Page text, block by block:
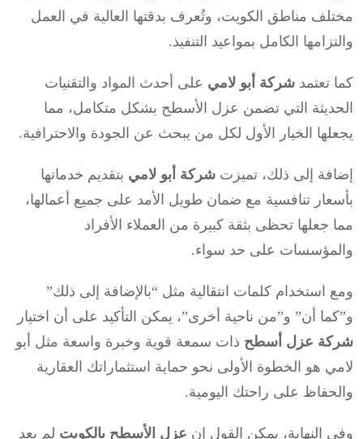
مختلف مناطق الكويت، وتُعرف بدقتها العالية في العمل
والتزامها الكامل بمواعيد التنفيذ.
كما تعتمد شركة أبو لامي على أحدث المواد والتقنيات
الحديثة التي تضمن عزل الأسطح بشكل متكامل، مما
يجعلها الخيار الأول لكل من يبحث عن الجودة والاحترافية.
إضافة إلى ذلك، تميزت شركة أبو لامي بتقديم خدماتها
بأسعار تنافسية مع ضمان طويل الأمد على جميع أعمالها،
مما جعلها تحظى بثقة كبيرة من العملاء الأفراد
والمؤسسات على حد سواء.
ومع استخدام كلمات انتقالية مثل “بالإضافة إلى ذلك”
و”كما أن” و”من ناحية أخرى”، يمكن التأكيد على أن اختيار
شركة عزل أسطح ذات سمعة قوية وخبرة واسعة مثل أبو
لامي هو الخطوة الأولى نحو حماية استثماراتك العقارية
والحفاظ على راحتك اليومية.
وفي النهاية، يمكن القول إن عزل الأسطح بالكويت لم يعد